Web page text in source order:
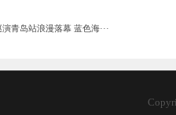
青岛站浪漫落幕 蓝色海···